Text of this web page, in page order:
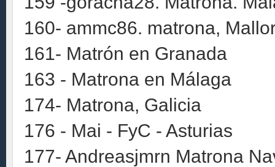
160- ammc86. matrona,
161- Matrón en Granada
163 - Matrona en Málaga
174- Matrona, Galicia
176 - Mai - FyC - Asturias
177- Andreasjmrn Matrona